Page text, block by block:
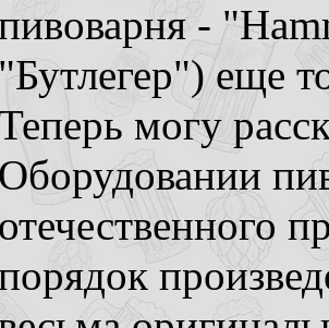
-
"Бутлегер") еще
могу
Оборудовании
отечественного